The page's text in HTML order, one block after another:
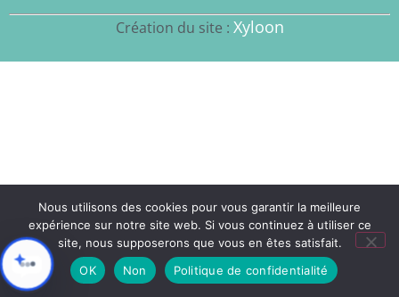
Création du site : Xyloon
Nous utilisons des cookies pour vous garantir la meilleure
expérience sur notre site web. Si vous continuez à utiliser ce
site, nous supposerons que vous en êtes satisfait.
OK
Non Politique de confidentialité